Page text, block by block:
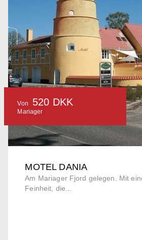
MOTEL DANIA
Am Mariager Fjord gelegen. Mit
Feinheit, die...
Von 520 DKK
Mariager